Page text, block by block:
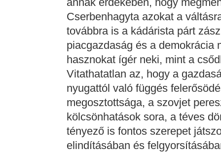
Cserbenhagyta azokat a
továbbra is a kádárista párt
piacgazdaság és a demokrácia
hasznokat ígér neki, mint a
Vitathatatlan az, hogy a
nyugattól való függés
megosztottsága, a szovjet
kölcsönhatások sora, a téves
tényező is fontos szerepet
elindításában és